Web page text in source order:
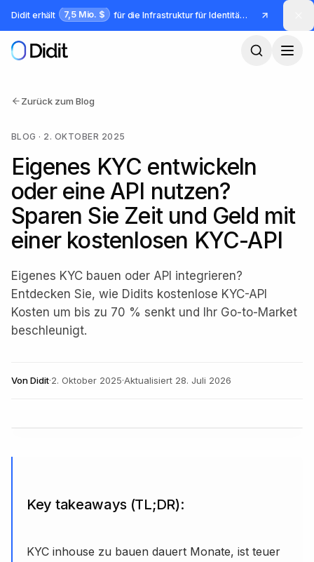
Zum Hauptinhalt springen
Didit erhält 7,5 Mio. $ für die Infrastruktur für Identität und Betrug
Zurück zum Blog
BLOG · 2. OKTOBER 2025
Eigenes KYC entwickeln
oder eine API nutzen?
Sparen Sie Zeit und Geld mit
einer kostenlosen KYC-API
Eigenes KYC bauen oder API integrieren?
Entdecken Sie, wie Didits kostenlose KYC-API
Kosten um bis zu 70 % senkt und Ihr Go-to-Market
beschleunigt.
VonDidit·2. Oktober 2025·Aktualisiert 28. Juli 2026
Key takeaways (TL;DR):
KYC inhouse zu bauen dauert Monate, ist teuer